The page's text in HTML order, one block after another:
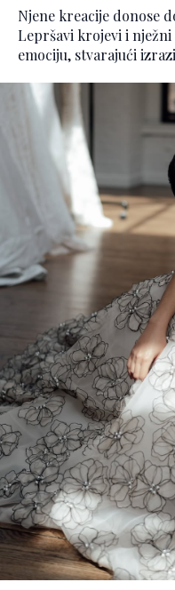
Njene kreacije donose
Lepršavi krojevi i
emociju, stvarajući